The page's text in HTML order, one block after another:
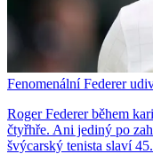
Fenomenální Federer
Roger Federer během
čtyřhře. Ani jediný po
švýcarský tenista slaví